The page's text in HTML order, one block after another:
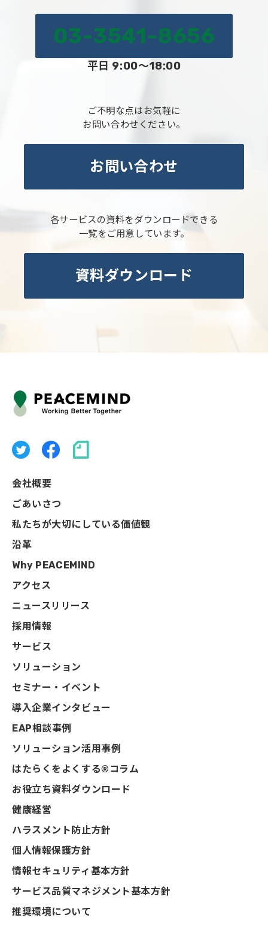
03-3541-8656
平日 9:00～18:00
ご不明な点はお気軽に
お問い合わせください。
お問い合わせ
各サービスの資料をダウンロードできる
一覧をご用意しています。
資料ダウンロード
会社概要
ごあいさつ
私たちが大切にしている価値観
沿革
Why PEACEMIND
アクセス
ニュースリリース
採用情報
サービス
ソリューション
セミナー・イベント
導入企業インタビュー
EAP相談事例
ソリューション活用事例
はたらくをよくする®コラム
お役立ち資料ダウンロード
健康経営
ハラスメント防止方針
個人情報保護方針
情報セキュリティ基本方針
サービス品質マネジメント基本方針
推奨環境について